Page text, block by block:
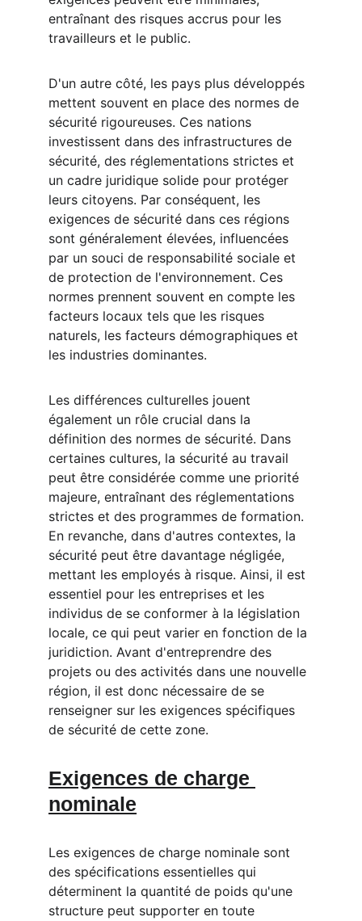
entraînant des risques accrus pour les
travailleurs et le public.
D'un autre côté, les pays plus développés
mettent souvent en place des normes de
sécurité rigoureuses. Ces nations
investissent dans des infrastructures de
sécurité, des réglementations strictes et
un cadre juridique solide pour protéger
leurs citoyens. Par conséquent, les
exigences de sécurité dans ces régions
sont généralement élevées, influencées
par un souci de responsabilité sociale et
de protection de l'environnement. Ces
normes prennent souvent en compte les
facteurs locaux tels que les risques
naturels, les facteurs démographiques et
les industries dominantes.
Les différences culturelles jouent
également un rôle crucial dans la
définition des normes de sécurité. Dans
certaines cultures, la sécurité au travail
peut être considérée comme une priorité
majeure, entraînant des réglementations
strictes et des programmes de formation.
En revanche, dans d'autres contextes, la
sécurité peut être davantage négligée,
mettant les employés à risque. Ainsi, il est
essentiel pour les entreprises et les
individus de se conformer à la législation
locale, ce qui peut varier en fonction de la
juridiction. Avant d'entreprendre des
projets ou des activités dans une nouvelle
région, il est donc nécessaire de se
renseigner sur les exigences spécifiques
de sécurité de cette zone.
Exigences de charge
nominale
Les exigences de charge nominale sont
des spécifications essentielles qui
déterminent la quantité de poids qu'une
structure peut supporter en toute